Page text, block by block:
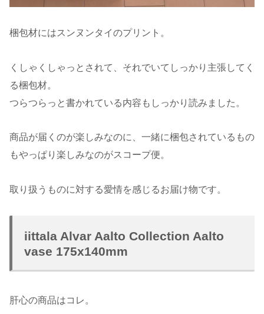
梱包材にはスンヌンタイのプリント。
くしゃくしゃっとされて、それでいてしっかり主張してく
る梱包材。
つらつらっと書かれている内容もしっかり読みました。
商品が届くのが楽しみなのに、一緒に梱包されているもの
もやっぱり楽しみなのがスコープ便。
取り扱うものに対する愛情を感じるお届け物です。
iittala Alvar Aalto Collection Aalto
vase 175x140mm
肝心の商品はコレ。